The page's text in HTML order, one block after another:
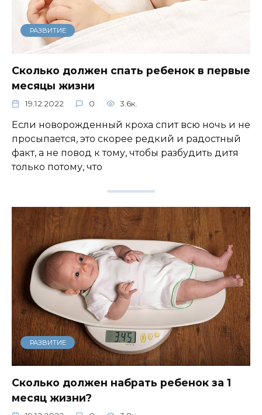
РАЗВИТИЕ
Сколько должен спать ребенок в первые
месяцы жизни
19.12.2022 0 3.6к.
Если новорожденный кроха спит всю ночь и не
просыпается, это скорее редкий и радостный
факт, а не повод к тому, чтобы разбудить дитя
только потому, что
РАЗВИТИЕ
Сколько должен набрать ребенок за 1
месяц жизни?